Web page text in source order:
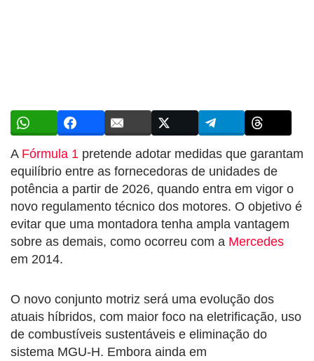
A Fórmula 1 pretende adotar medidas que garantam
equilíbrio entre as fornecedoras de unidades de
potência a partir de 2026, quando entra em vigor o
novo regulamento técnico dos motores. O objetivo é
evitar que uma montadora tenha ampla vantagem
sobre as demais, como ocorreu com a Mercedes
em 2014.
O novo conjunto motriz será uma evolução dos
atuais híbridos, com maior foco na eletrificação, uso
de combustíveis sustentáveis e eliminação do
sistema MGU-H. Embora ainda em